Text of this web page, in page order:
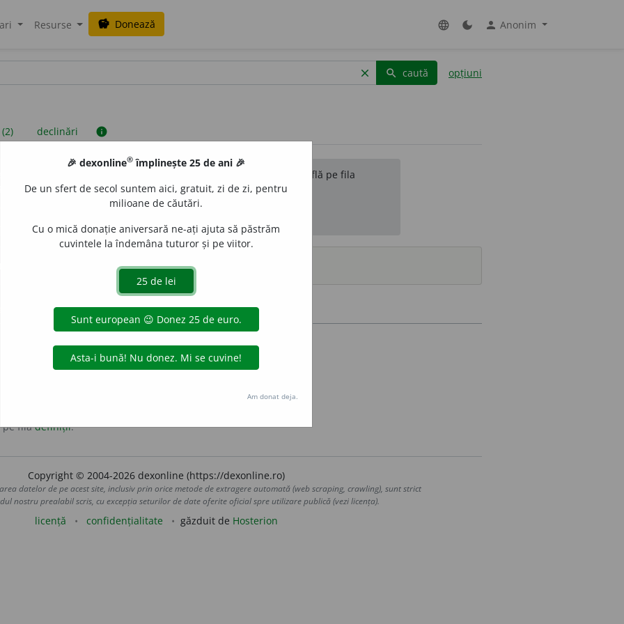
Resurse savings Donează language dark_mode person Anonim
clear search caută opțiuni
declinări info
sunt compilate de echipa dexonline. Definițiile originale se află pe fila
reordona filele pe pagina depreferințe.
surse
pe filadefiniții.
Copyright © 2004-2026 dexonline (https://dexonline.ro)
datelor de pe acest site, inclusiv prin orice metode de extragere automată (web scraping, crawling), sunt strict
nostru prealabil scris, cu excepția seturilor de date oferite oficial spre utilizare publică (vezi licența).
licență confidențialitate găzduit de Hosterion
🎉 dexonline® împlinește 25 de ani 🎉
De un sfert de secol suntem aici, gratuit, zi de zi, pentru
milioane de căutări.
Cu o mică donație aniversară ne-ați ajuta să păstrăm
cuvintele la îndemâna tuturor și pe viitor.
Am donat deja.